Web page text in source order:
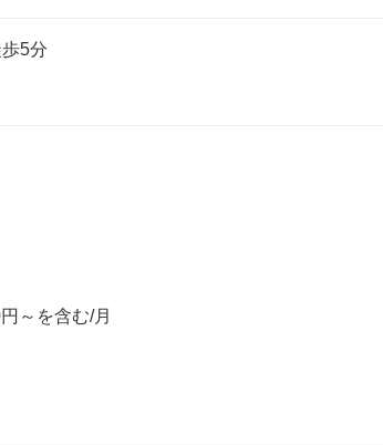
5分
～を含む/月